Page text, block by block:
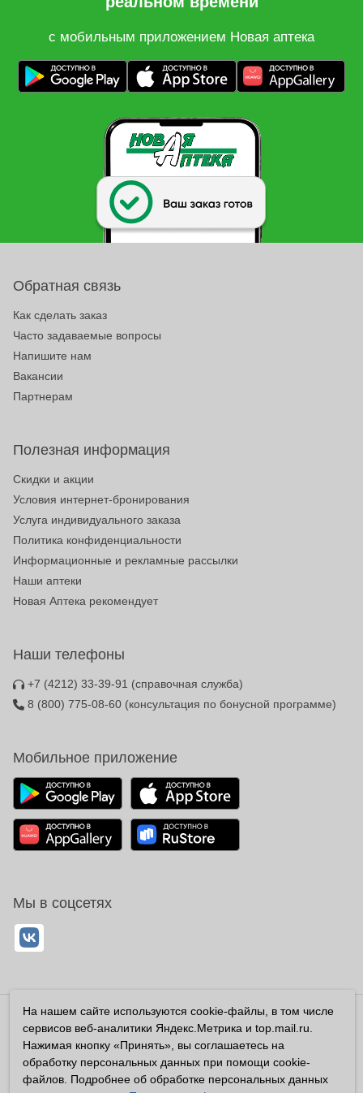
с мобильным приложением Новая аптека
Обратная связь
Как сделать заказ
Часто задаваемые вопросы
Напишите нам
Вакансии
Партнерам
Полезная информация
Скидки и акции
Условия интернет-бронирования
Услуга индивидуального заказа
Политика конфиденциальности
Информационные и рекламные рассылки
Наши аптеки
Новая Аптека рекомендует
Наши телефоны
+7 (4212) 33-39-91 (справочная служба)
8 (800) 775-08-60 (консультация по бонусной программе)
Мобильное приложение
Мы в соцсетях
Владелец сайта ООО «Суперфарма» ОГРН 1032700302194
Все права защищены ©2026
Информация, размещенная на данном сайте имеет
справочный характер, и не должна восприниматься
На нашем сайте используются cookie-файлы, в том числе
сервисов веб-аналитики Яндекс.Метрика и top.mail.ru.
Нажимая кнопку «Принять», вы соглашаетесь на
обработку персональных данных при помощи cookie-
файлов. Подробнее об обработке персональных данных